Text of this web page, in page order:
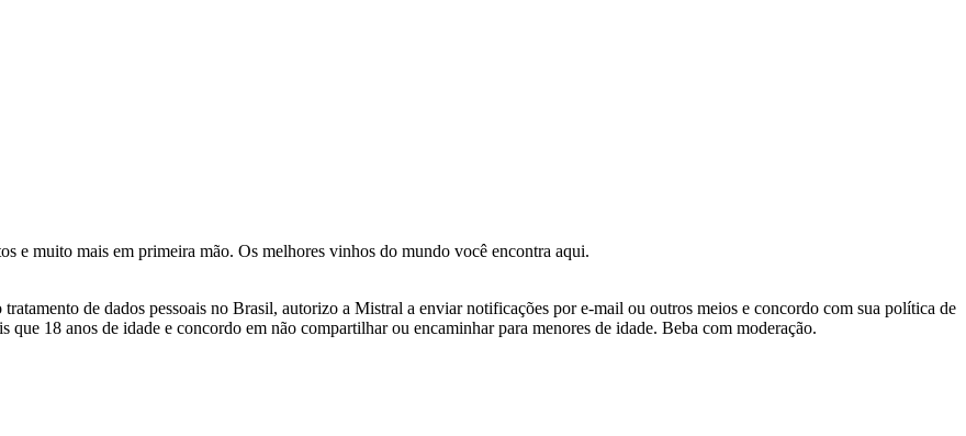
e muito mais em primeira mão. Os melhores vinhos do mundo você encontra aqui.
de dados pessoais no Brasil, autorizo a Mistral a enviar notificações por e-mail ou outros meios e concordo com sua política de
18 anos de idade e concordo em não compartilhar ou encaminhar para menores de idade. Beba com moderação.